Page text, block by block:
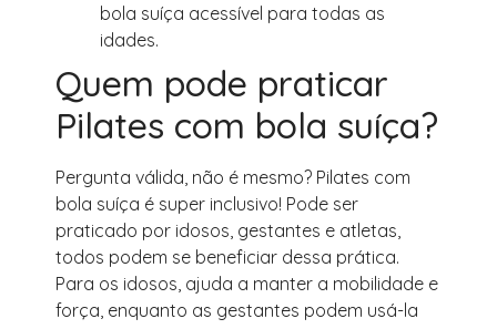
bola suíça acessível para todas as
idades.
Quem pode praticar
Pilates com bola suíça?
Pergunta válida, não é mesmo? Pilates com
bola suíça é super inclusivo! Pode ser
praticado por idosos, gestantes e atletas,
todos podem se beneficiar dessa prática.
Para os idosos, ajuda a manter a mobilidade e
força, enquanto as gestantes podem usá-la